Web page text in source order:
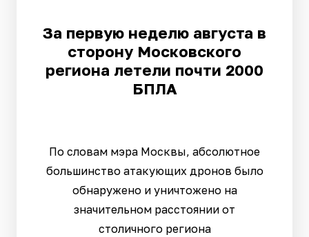
За первую неделю августа в
сторону Московского
региона летели почти 2000
БПЛА
По словам мэра Москвы, абсолютное
большинство атакующих дронов было
обнаружено и уничтожено на
значительном расстоянии от
столичного региона